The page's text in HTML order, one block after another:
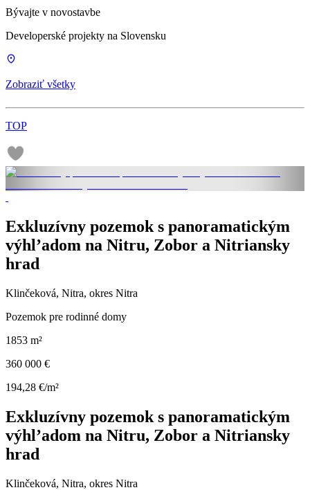
Bývajte v novostavbe
Developerské projekty na Slovensku
Zobraziť všetky
TOP
Exkluzívny pozemok s panoramatickým
výhl’adom na Nitru, Zobor a Nitriansky
hrad
Klinčeková, Nitra, okres Nitra
Pozemok pre rodinné domy
1853 m²
360 000 €
194,28 €/m²
Exkluzívny pozemok s panoramatickým
výhl’adom na Nitru, Zobor a Nitriansky
hrad
Klinčeková, Nitra, okres Nitra